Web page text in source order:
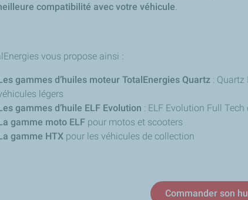
compatibilité avec votre véhicule.
vous propose ainsi :
gammes d’huiles moteur TotalEnergies Quartz : Quartz
légers
gammes d’huile ELF Evolution : ELF Evolution Full
gamme moto ELF pour motos et scooters
gamme HTX pour les véhicules de collection
Commander son